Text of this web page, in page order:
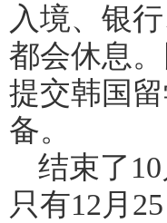
入境、银
都会休息
提交韩国
备。
结束了
只有12月